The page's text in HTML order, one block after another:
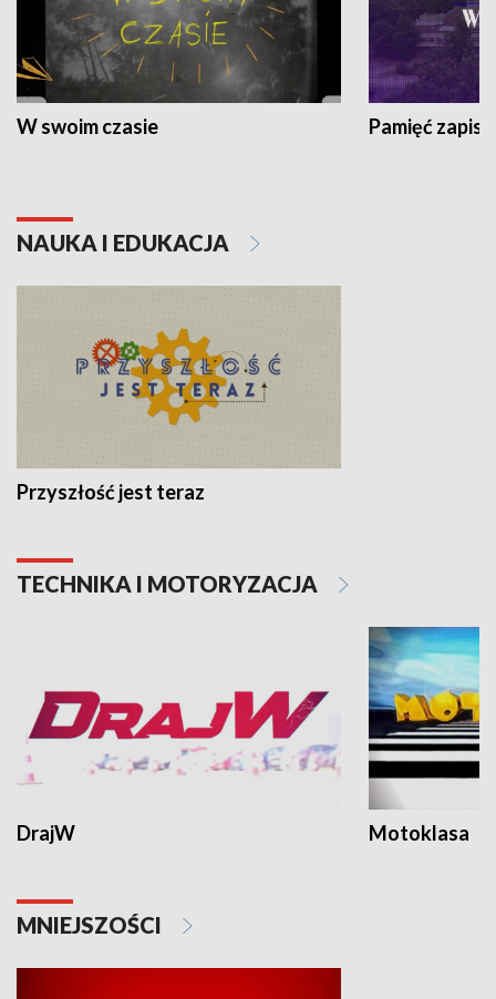
W swoim czasie Pamięć
NAUKA I EDUKACJA
Przyszłość jest teraz
TECHNIKA I MOTORYZACJA
DrajW Motoklasa
MNIEJSZOŚCI